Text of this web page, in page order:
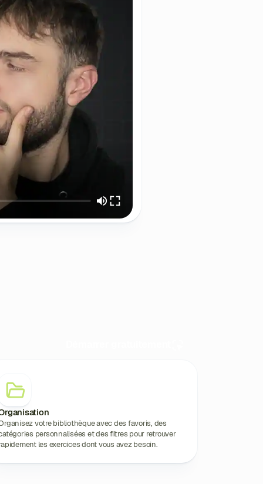
votre bibliothèque avec des favoris, des
personnalisées et des filtres pour retrouver
les exercices dont vous avez besoin.